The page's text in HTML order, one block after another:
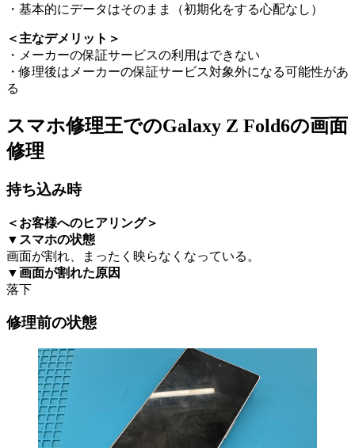
・基本的にデータはそのまま（初期化をする心配なし）
＜主なデメリット＞
・メーカーの保証サービスの利用はできない
・修理後はメーカーの保証サービス対象外になる可能性があ
る
スマホ修理王でのGalaxy Z Fold6の画面
修理
持ち込み時
＜お客様へのヒアリング＞
▼スマホの状態
画面が割れ、まったく映らなくなっている。
▼画面が割れた原因
落下
修理前の状態